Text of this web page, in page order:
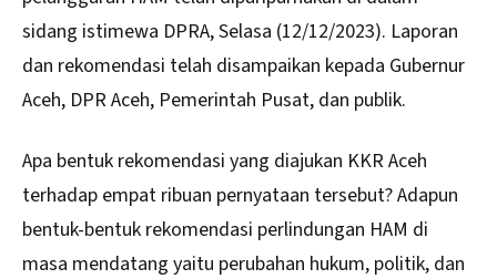
sidang istimewa DPRA, Selasa (12/12/2023). Laporan
dan rekomendasi telah disampaikan kepada Gubernur
Aceh, DPR Aceh, Pemerintah Pusat, dan publik.
Apa bentuk rekomendasi yang diajukan KKR Aceh
terhadap empat ribuan pernyataan tersebut? Adapun
bentuk-bentuk rekomendasi perlindungan HAM di
masa mendatang yaitu perubahan hukum, politik, dan